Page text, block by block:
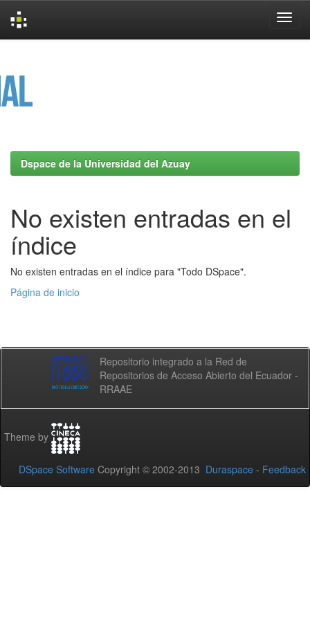
Dspace de la Universidad del Azuay
No existen entradas en el
índice
No existen entradas en el índice para "Todo DSpace".
Página de inicio
Repositorio integrado a la Red de
Repositorios de Acceso Abierto del Ecuador -
RRAAE
Theme by
DSpace Software Copyright © 2002-2013 Duraspace - Feedback